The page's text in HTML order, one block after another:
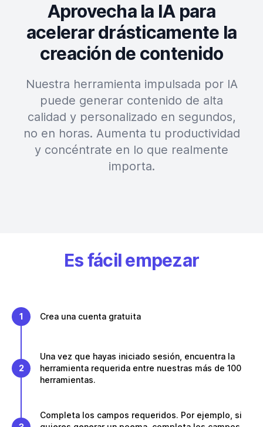
Aprovecha la IA para
acelerar drásticamente la
creación de contenido
Nuestra herramienta impulsada por IA
puede generar contenido de alta
calidad y personalizado en segundos,
no en horas. Aumenta tu productividad
y concéntrate en lo que realmente
importa.
Es fácil empezar
1 Crea una cuenta gratuita
2
Una vez que hayas iniciado sesión, encuentra la
herramienta requerida entre nuestras más de 100
herramientas.
Completa los campos requeridos. Por ejemplo, si